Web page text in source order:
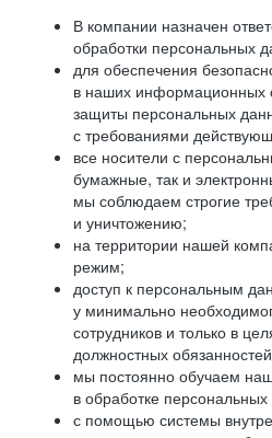
В компании назначен
обработки персональных
для обеспечения
в наших информационных
защиты персональных
с требованиями
все носители с
бумажные, так и
мы соблюдаем строгие
и уничтожению;
на территории нашей
режим;
доступ к персональным
у минимально
сотрудников и только в
должностных
мы постоянно обучаем
в обработке
с помощью системы